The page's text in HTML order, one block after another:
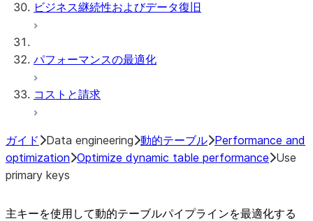
ビジネス継続性およびデータ復旧
パフォーマンスの最適化
コストと請求
ガイド Data engineering 動的テーブル Performance and
optimization Optimize dynamic table performance Use
primary keys
主キーを使用して動的テーブルパイプラインを最適化する